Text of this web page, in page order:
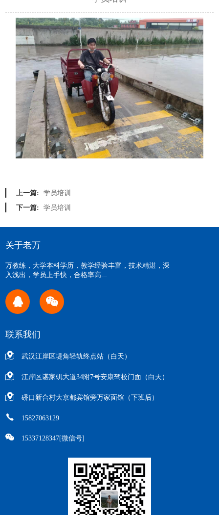
上一篇: 学员培训
下一篇: 学员培训
关于老万
万教练，大学本科学历，教学经验丰富，技术精湛，深
入浅出，学员上手快，合格率高...
联系我们
武汉江岸区堤角轻轨终点站（白天）
江岸区谌家矶大道34附7号安康驾校门面（白天）
硚口新合村大京都宾馆旁万家面馆（下班后）
15827063129
15337128347[微信号]